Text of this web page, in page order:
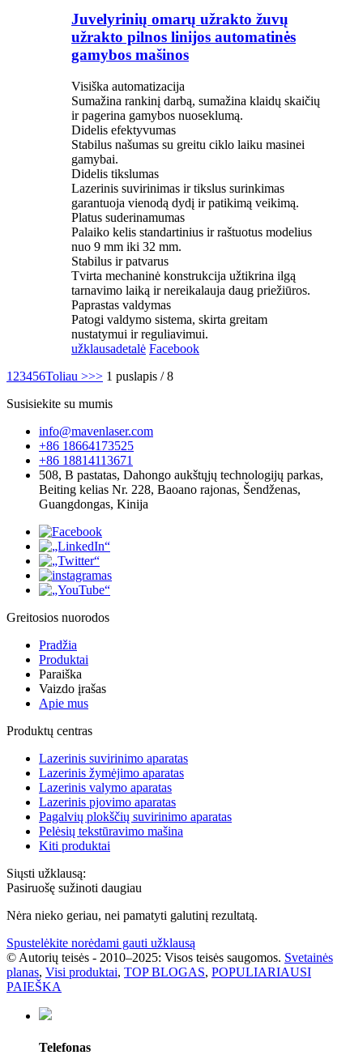
Juvelyrinių omarų užrakto žuvų
užrakto pilnos linijos automatinės
gamybos mašinos
Visiška automatizacija
Sumažina rankinį darbą, sumažina klaidų skaičių
ir pagerina gamybos nuoseklumą.
Didelis efektyvumas
Stabilus našumas su greitu ciklo laiku masinei
gamybai.
Didelis tikslumas
Lazerinis suvirinimas ir tikslus surinkimas
garantuoja vienodą dydį ir patikimą veikimą.
Platus suderinamumas
Palaiko kelis standartinius ir raštuotus modelius
nuo 9 mm iki 32 mm.
Stabilus ir patvarus
Tvirta mechaninė konstrukcija užtikrina ilgą
tarnavimo laiką ir nereikalauja daug priežiūros.
Paprastas valdymas
Patogi valdymo sistema, skirta greitam
nustatymui ir reguliavimui.
užklausadetalė Facebook
1 23456Toliau >>> 1 puslapis / 8
Susisiekite su mumis
info@mavenlaser.com
+86 18664173525
+86 18814113671
508, B pastatas, Dahongo aukštųjų technologijų parkas,
Beiting kelias Nr. 228, Baoano rajonas, Šendženas,
Guangdongas, Kinija
Greitosios nuorodos
Pradžia
Produktai
Paraiška
Vaizdo įrašas
Apie mus
Produktų centras
Lazerinis suvirinimo aparatas
Lazerinis žymėjimo aparatas
Lazerinis valymo aparatas
Lazerinis pjovimo aparatas
Pagalvių plokščių suvirinimo aparatas
Pelėsių tekstūravimo mašina
Kiti produktai
Siųsti užklausą:
Pasiruošę sužinoti daugiau
Nėra nieko geriau, nei pamatyti galutinį rezultatą.
Spustelėkite norėdami gauti užklausą
© Autorių teisės - 2010–2025: Visos teisės saugomos. Svetainės
planas, Visi produktai, TOP BLOGAS, POPULIARIAUSI
PAIEŠKA
Telefonas